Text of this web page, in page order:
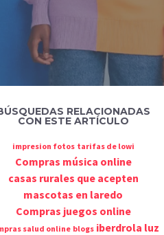
RELACIONADAS
CON ESTE ARTÍCULO
impresion fotos tarifas de lowi
Compras música online
casas rurales que acepten
mascotas en laredo
Compras juegos online
salud online blogs iberdrola luz